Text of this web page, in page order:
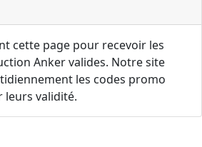
cette page pour recevoir les
Anker valides. Notre site
les codes promo
validité.